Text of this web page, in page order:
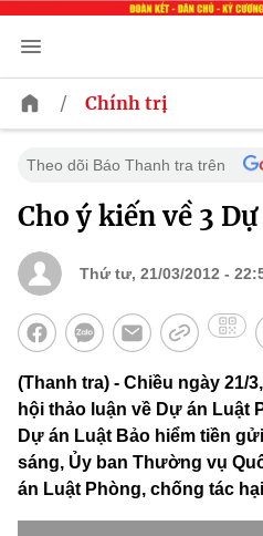
/ Chính trị
Theo dõi Báo Thanh tra trên
Cho ý kiến về 3
Thứ tư, 21/03/2012 -
(Thanh tra) - Chiều ngày 21/
hội thảo luận về Dự án Luật
Dự án Luật Bảo hiểm tiền
sáng, Ủy ban Thường vụ
án Luật Phòng, chống tác